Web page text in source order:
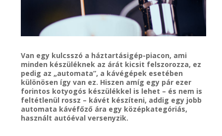
Van egy kulcsszó a háztartásigép-piacon, ami
minden készüléknek az árát kicsit felszorozza, ez
pedig az „automata”, a kávégépek esetében
különösen így van ez. Hiszen amíg egy pár ezer
forintos kotyogós készülékkel is lehet – és nem is
feltétlenül rossz – kávét készíteni, addig egy jobb
automata kávéfőző ára egy középkategóriás,
használt autóéval versenyzik.